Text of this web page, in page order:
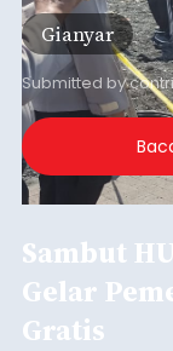
Gianyar
Submitted by
Sambut
Gelar
Gratis